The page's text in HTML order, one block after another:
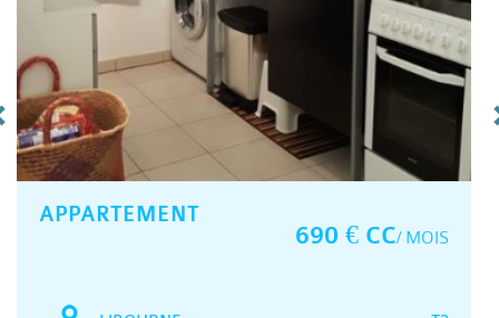
APPARTEMENT
690 € CC/ MOIS